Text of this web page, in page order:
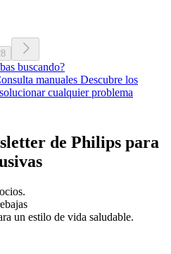
buscando?
manuales Descubre los
cualquier problema
de Philips para
un estilo de vida saludable.